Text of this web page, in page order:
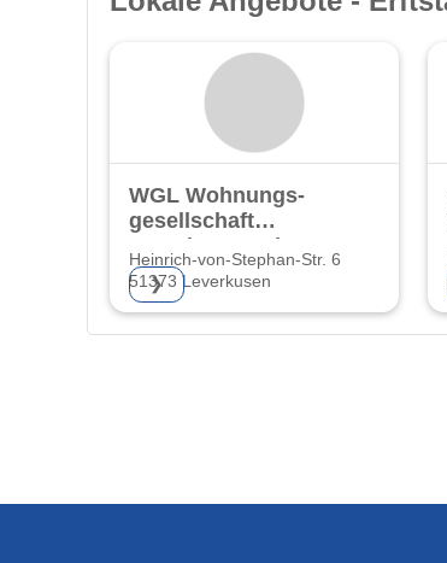
WGL Wohnungs-
gesellschaft
Leverkusen mbH
Heinrich-von-Stephan-Str. 6
51373 Leverkusen
❯